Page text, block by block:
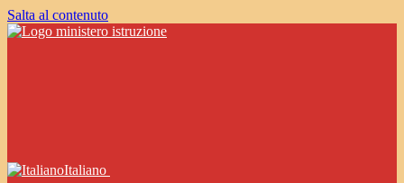
Salta al contenuto
Italiano